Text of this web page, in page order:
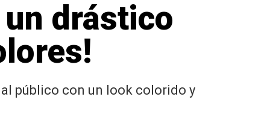
drástico
público con un look colorido y